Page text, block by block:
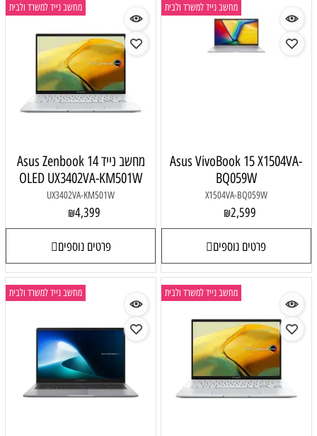
מחשב נייד למשרד ולבית
Asus VivoBook 15 X1504VA-
BQ059W
X1504VA-BQ059W
₪2,599
פרטים נוספים
מחשב נייד למשרד ולבית
מחשב נייד Asus Zenbook 14
OLED UX3402VA-KM501W
UX3402VA-KM501W
₪4,399
פרטים נוספים
מחשב נייד למשרד ולבית מחשב נייד למשרד ולבית